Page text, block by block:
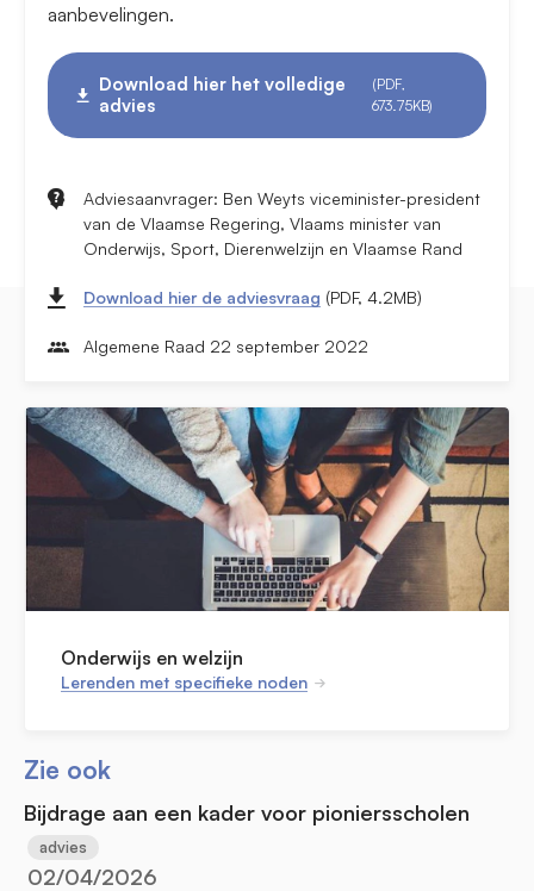
aanbevelingen.
Download hier het volledige
advies
(PDF,
673.75KB)
Adviesaanvrager: Ben Weyts viceminister-president
van de Vlaamse Regering, Vlaams minister van
Onderwijs, Sport, Dierenwelzijn en Vlaamse Rand
Download hier de adviesvraag (PDF, 4.2MB)
Algemene Raad 22 september 2022
Onderwijs en welzijn
Lerenden met specifieke noden
Zie ook
Bijdrage aan een kader voor pioniersscholen
advies
02/04/2026